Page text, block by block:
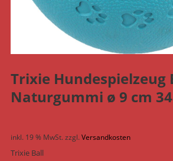
Trixie Hundespielzeug
Naturgummi ø 9 cm
inkl. 19 % MwSt. zzgl. Versandkosten
Trixie Ball